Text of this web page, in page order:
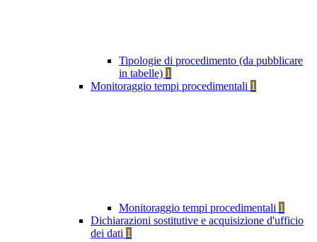
Tipologie di procedimento (da pubblicare
in tabelle) 1
Monitoraggio tempi procedimentali 1
Monitoraggio tempi procedimentali 1
Dichiarazioni sostitutive e acquisizione d'ufficio
dei dati 1